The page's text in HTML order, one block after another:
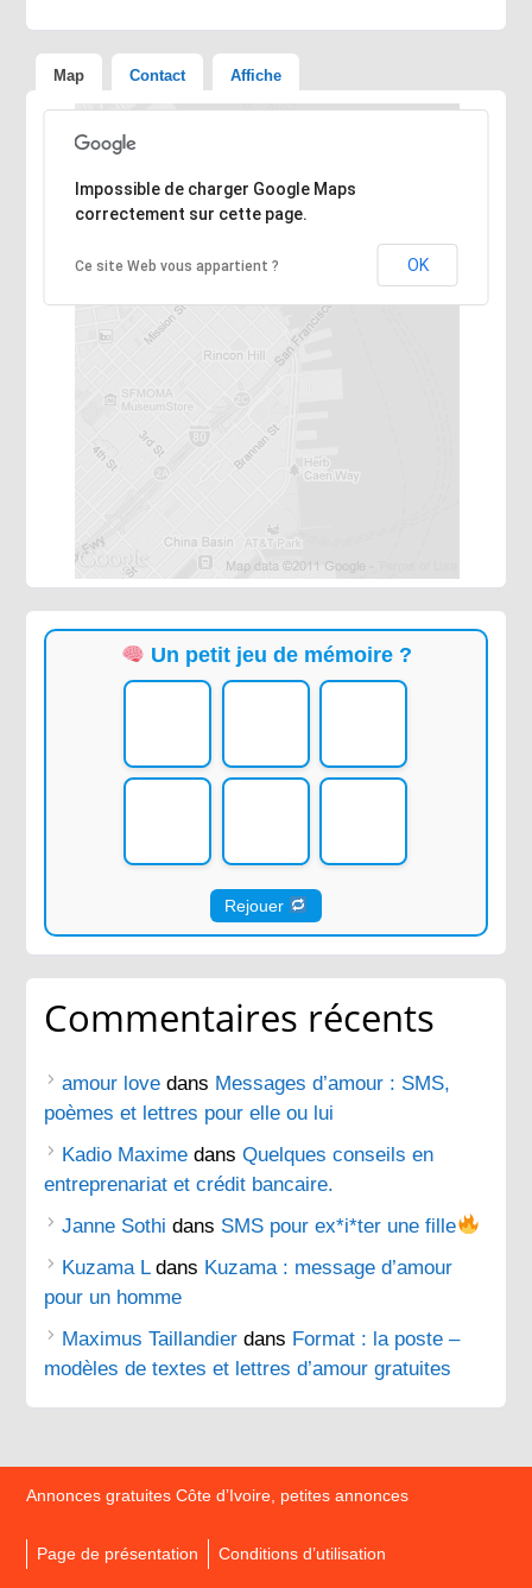
Map Contact Affiche
Désolé, l'adresse n'a pas pu être trouvée.
Impossible de charger Google Maps
correctement sur cette page.
Ce site Web vous appartient ? OK
Un petit jeu de mémoire ?
Rejouer
Commentaires récents
amour love dans Messages d’amour : SMS,
poèmes et lettres pour elle ou lui
Kadio Maxime dansQuelques conseils en
entreprenariat et crédit bancaire.
Janne Sothi dans SMS pour ex*i*ter une fille
Kuzama Ldans Kuzama : message d’amour
pour un homme
Maximus Taillandier dans Format : la poste –
modèles de textes et lettres d’amour gratuites
Annonces gratuites Côte d’Ivoire, petites annonces
Page de présentation Conditions d’utilisation